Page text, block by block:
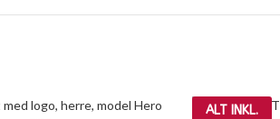
ALT INKL.